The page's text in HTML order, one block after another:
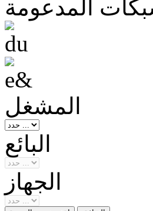
المدعومة
المشغل
البائع
الجهاز